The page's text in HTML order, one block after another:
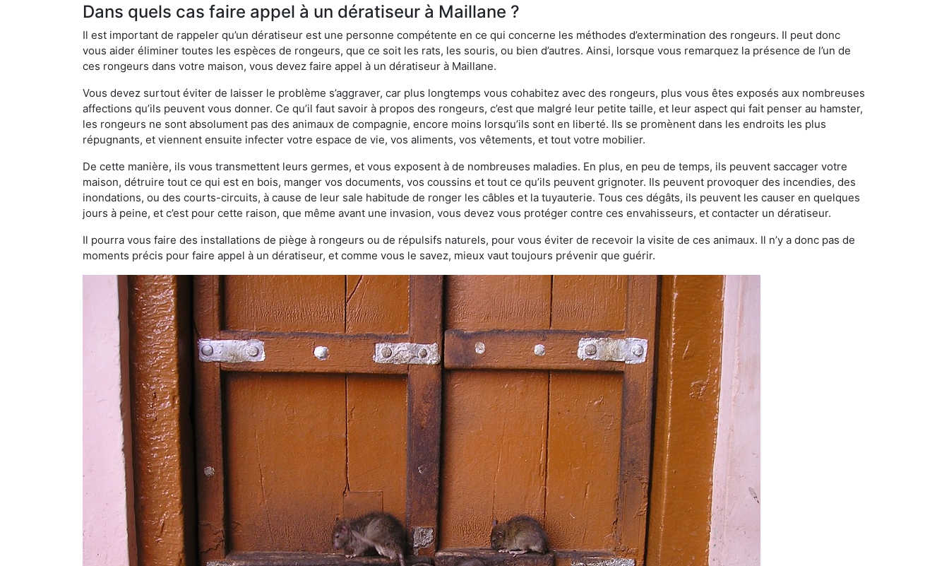
Dans quels cas faire appel à un dératiseur à Maillane ?
Il est important de rappeler qu’un dératiseur est une personne compétente en ce qui concerne les méthodes d’extermination des rongeurs. Il peut donc
vous aider éliminer toutes les espèces de rongeurs, que ce soit les rats, les souris, ou bien d’autres. Ainsi, lorsque vous remarquez la présence de l’un de
ces rongeurs dans votre maison, vous devez faire appel à un dératiseur à Maillane.
Vous devez surtout éviter de laisser le problème s’aggraver, car plus longtemps vous cohabitez avec des rongeurs, plus vous êtes exposés aux nombreuses
affections qu’ils peuvent vous donner. Ce qu’il faut savoir à propos des rongeurs, c’est que malgré leur petite taille, et leur aspect qui fait penser au hamster,
les rongeurs ne sont absolument pas des animaux de compagnie, encore moins lorsqu’ils sont en liberté. Ils se promènent dans les endroits les plus
répugnants, et viennent ensuite infecter votre espace de vie, vos aliments, vos vêtements, et tout votre mobilier.
De cette manière, ils vous transmettent leurs germes, et vous exposent à de nombreuses maladies. En plus, en peu de temps, ils peuvent saccager votre
maison, détruire tout ce qui est en bois, manger vos documents, vos coussins et tout ce qu’ils peuvent grignoter. Ils peuvent provoquer des incendies, des
inondations, ou des courts-circuits, à cause de leur sale habitude de ronger les câbles et la tuyauterie. Tous ces dégâts, ils peuvent les causer en quelques
jours à peine, et c’est pour cette raison, que même avant une invasion, vous devez vous protéger contre ces envahisseurs, et contacter un dératiseur.
Il pourra vous faire des installations de piège à rongeurs ou de répulsifs naturels, pour vous éviter de recevoir la visite de ces animaux. Il n’y a donc pas de
moments précis pour faire appel à un dératiseur, et comme vous le savez, mieux vaut toujours prévenir que guérir.